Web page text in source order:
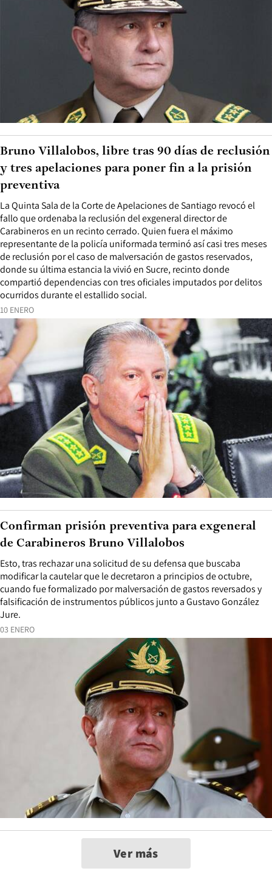
10 ENERO
La Quinta Sala de la Corte de Apelaciones de Santiago revocó el
fallo que ordenaba la reclusión del exgeneral director de
Carabineros en un recinto cerrado. Quien fuera el máximo
representante de la policía uniformada terminó así casi tres meses
de reclusión por el caso de malversación de gastos reservados,
donde su última estancia la vivió en Sucre, recinto donde
compartió dependencias con tres oficiales imputados por delitos
ocurridos durante el estallido social.
Bruno Villalobos, libre tras 90 días de reclusión
y tres apelaciones para poner fin a la prisión
preventiva
03 ENERO
Esto, tras rechazar una solicitud de su defensa que buscaba
modificar la cautelar que le decretaron a principios de octubre,
cuando fue formalizado por malversación de gastos reversados y
falsificación de instrumentos públicos junto a Gustavo González
Jure.
Confirman prisión preventiva para exgeneral
de Carabineros Bruno Villalobos
Ver más